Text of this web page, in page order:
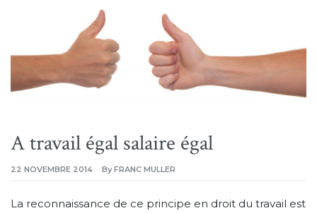
A travail égal salaire égal
22 NOVEMBRE 2014 By FRANC MULLER
La reconnaissance de ce principe en droit du travail est